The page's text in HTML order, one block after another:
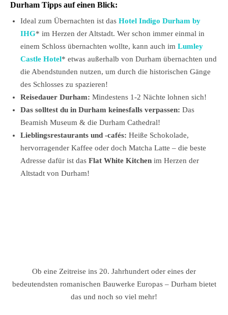
Durham Tipps auf einen Blick:
Ideal zum Übernachten ist das Hotel Indigo Durham by
IHG* im Herzen der Altstadt. Wer schon immer einmal in
einem Schloss übernachten wollte, kann auch im Lumley
Castle Hotel* etwas außerhalb von Durham übernachten und
die Abendstunden nutzen, um durch die historischen Gänge
des Schlosses zu spazieren!
Reisedauer Durham: Mindestens 1-2 Nächte lohnen sich!
Das solltest du in Durham keinesfalls verpassen: Das
Beamish Museum & die Durham Cathedral!
Lieblingsrestaurants und -cafés: Heiße Schokolade,
hervorragender Kaffee oder doch Matcha Latte – die beste
Adresse dafür ist das Flat White Kitchen im Herzen der
Altstadt von Durham!
Ob eine Zeitreise ins 20. Jahrhundert oder eines der
bedeutendsten romanischen Bauwerke Europas – Durham bietet
das und noch so viel mehr!